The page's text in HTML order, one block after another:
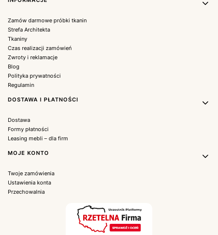
Zamów darmowe próbki tkanin
Strefa Architekta
Tkaniny
Czas realizacji zamówień
Zwroty i reklamacje
Blog
Polityka prywatności
Regulamin
DOSTAWA I PŁATNOŚCI
Dostawa
Formy płatności
Leasing mebli – dla firm
MOJE KONTO
Twoje zamówienia
Ustawienia konta
Przechowalnia